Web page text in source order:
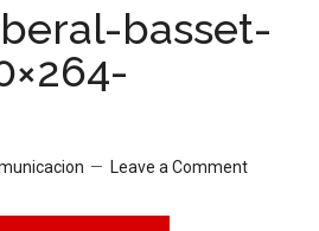
basset-
Leave a Comment